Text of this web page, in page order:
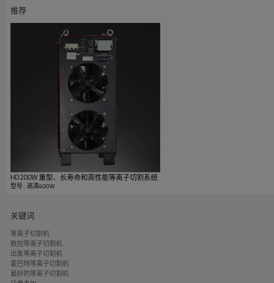
生产穿孔
推荐
HD200W 重型、长寿命和高性能等离子切割系统
型号 : 高清400W
关键词
等离子切割机
数控等离子切割机
出售等离子切割机
霍巴特等离子切割机
最好的等离子切割机